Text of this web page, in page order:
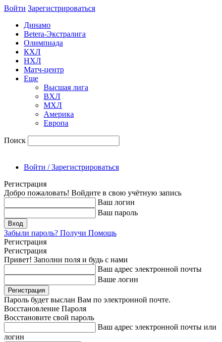
Войти Зарегиcтрироваться
Динамо
Betera-Экстралига
Олимпиада
КХЛ
НХЛ
Матч-центр
Еще
Высшая лига
ВХЛ
МХЛ
Америка
Европа
Поиск
Войти / Зарегистрироваться
Регистрация
Добро пожаловать! Войдите в свою учётную запись
Ваш логин
Ваш пароль
Забыли пароль? Получи Помощь
Регистрация
Регистрация
Привет! Заполни поля и будь с нами
Ваш адрес электронной почты
Ваше логин
Пароль будет выслан Вам по электронной почте.
Восстановление Пароля
Восстановите свой пароль
Ваш адрес электронной почты или
логин